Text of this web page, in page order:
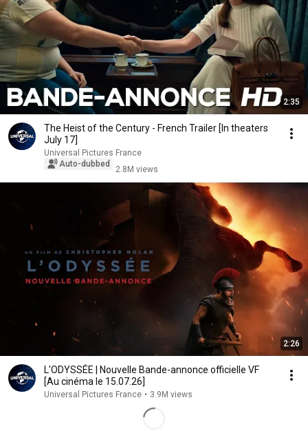
2:35
The Heist of the Century - French Trailer [In theaters
July 17]
Universal Pictures France
Auto-dubbed
2.8M views
2:26
L'ODYSSÉE | Nouvelle Bande-annonce officielle VF
[Au cinéma le 15.07.26]
Universal Pictures France • 3.9M views